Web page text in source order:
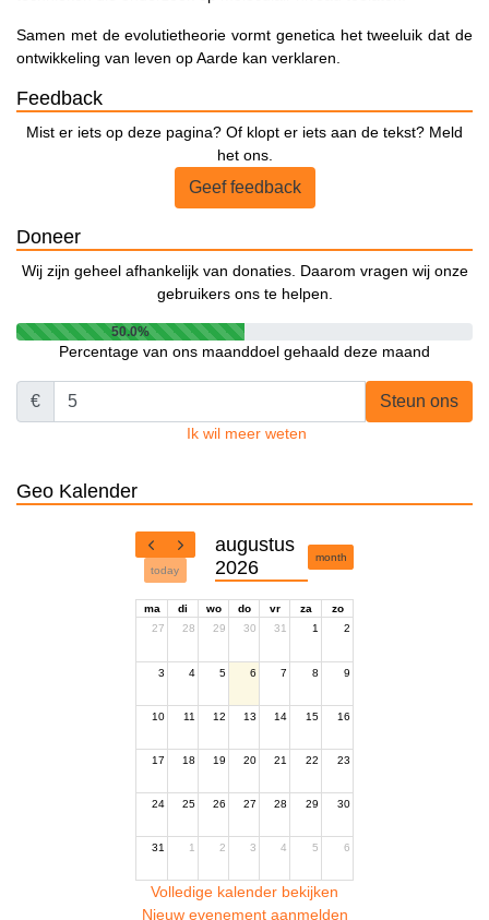
Samen met de evolutietheorie vormt genetica het tweeluik dat de
ontwikkeling van leven op Aarde kan verklaren.
Feedback
Mist er iets op deze pagina? Of klopt er iets aan de tekst? Meld
het ons.
Geef feedback
Doneer
Wij zijn geheel afhankelijk van donaties. Daarom vragen wij onze
gebruikers ons te helpen.
50.0%
Percentage van ons maanddoel gehaald deze maand
€ Steun ons
Ik wil meer weten
Geo Kalender
today
augustus
2026
month
ma di wo do vr za
zo
27
28 29 30 31 1 2
3 4 5 6 7 8 9
10 11 12 13 14 15 16
17 18 19 20 21 22 23
24 25 26 27 28 29 30
31 1 2 3 4 5 6
Volledige kalender bekijken
Nieuw evenement aanmelden